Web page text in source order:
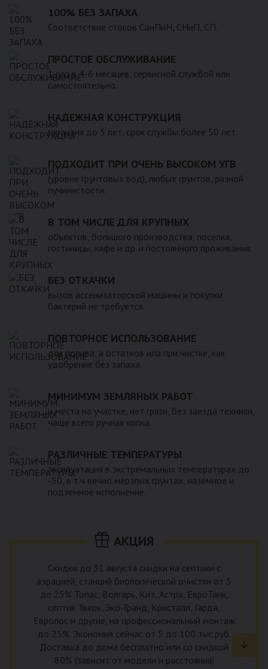
100% БЕЗ ЗАПАХА
Соответствие стоков СанПиН, СНиП, СП.
ПРОСТОЕ ОБСЛУЖИВАНИЕ
1 раз в 4-6 месяцев, сервисной службой или
самостоятельно.
НАДЕЖНАЯ КОНСТРУКЦИЯ
гарантия до 5 лет, срок службы более 50 лет.
ПОДХОДИТ ПРИ ОЧЕНЬ ВЫСОКОМ УГВ
(уровне грунтовых вод), любых грунтов, разной
пучинистости.
В ТОМ ЧИСЛЕ ДЛЯ КРУПНЫХ
объектов, большого производства, поселка,
гостиницы, кафе и др. и постоянного проживания.
БЕЗ ОТКАЧКИ
вызов ассенизаторской машины и покупки
бактерий не требуется.
ПОВТОРНОЕ ИСПОЛЬЗОВАНИЕ
для полива, а остатков ила при чистке, как
удобрение без запаха.
МИНИМУМ ЗЕМЛЯНЫХ РАБОТ
и места на участке, нет грязи, без заезда техники,
чаще всего ручная копка.
РАЗЛИЧНЫЕ ТЕМПЕРАТУРЫ
эксплуатация в экстремальных температурах до
-50, в т.ч вечно мерзлых грунтах, наземное и
подземное исполнение.
АКЦИЯ
Скидки до 31 августа скидки на септики с
аэрацией, станций биологической очистки от 5
до 25% Топас, Волгарь, Кит, Астра, ЕвроТанк,
септик Тверь, Эко-Гранд, Кристалл, Гарда,
Евролос и другие, на профессиональный монтаж
до 25%. Экономия сейчас от 5 до 100 тыс.руб.
Доставка до дома бесплатно или со скидкой
80% (зависит от модели и расстояния)